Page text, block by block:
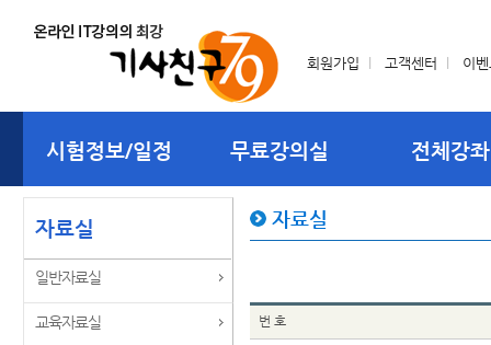
회원가입 고객센터 이
시험정보/일정 무료강의실 전체강좌
자료실
일반자료실
교육자료실
자료실
번 호